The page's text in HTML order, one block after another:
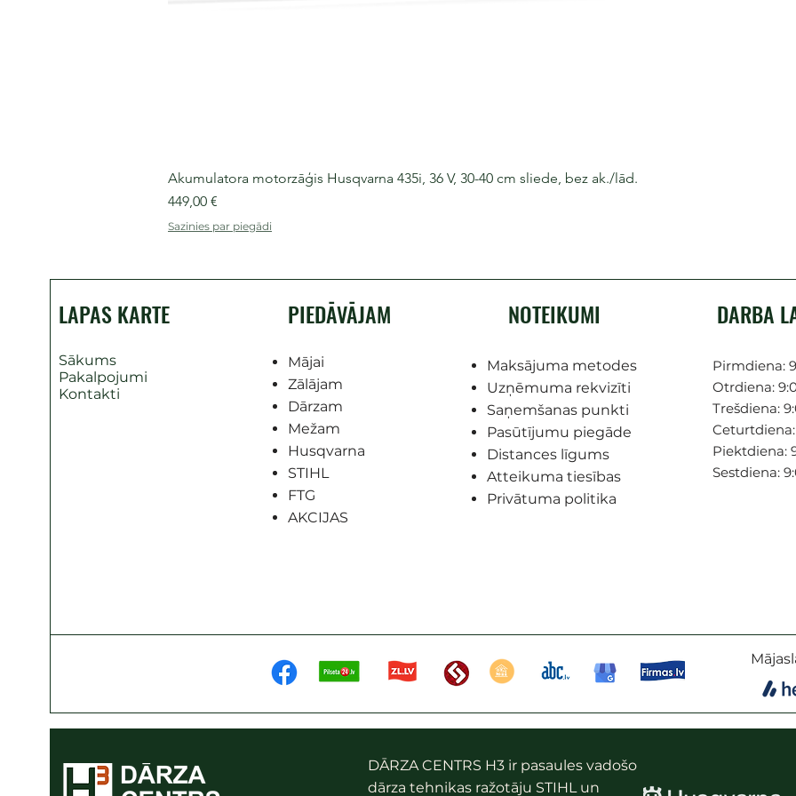
Akumulatora motorzāģis Husqvarna 435i, 36 V, 30-40 cm sliede, bez ak./lād.
Cena
449,00 €
Sazinies par piegādi
LAPAS KARTE
Sākums
Pakalpojumi
Kontakti
PIEDĀVĀJAM
Mājai
Zālājam
Dārzam
Mežam
Husqvarna
STIHL
FTG
AKCIJAS
NOTEIKUMI
Maksājuma metodes
Uzņēmuma rekvizīti
Saņemšanas punkti
Pasūtījumu piegāde
Distances līgums
Atteikuma tiesības
Privātuma politika
DARBA
Pirmdiena:
Otrdiena:
Trešdiena:
Ceturtdiena:
Piektdiena:
Sestdiena:
DĀRZA CENTRS H3 ir pasaules vadošo
dārza tehnikas ražotāju STIHL un